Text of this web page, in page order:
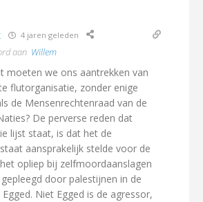
4 jaren geleden
aan Willem
moeten we ons aantrekken van
flutorganisatie, zonder enige
de Mensenrechtenraad van de
De perverse reden dat
lijst staat, is dat het de
aansprakelijk stelde voor de
opliep bij zelfmoordaanslagen
door palestijnen in de
Niet Egged is de agressor,